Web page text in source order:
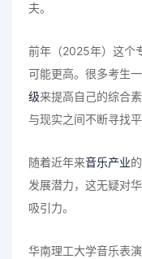
夫。
前年（2025年）这个
可能更高。很多考生
级来提高自己的综合
与现实之间不断寻找平
随着近年来音乐产业
发展潜力，这无疑对
吸引力。
华南理工大学音乐表